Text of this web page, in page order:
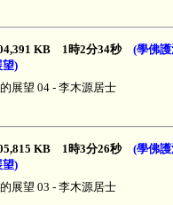
KB 1時2分34秒 (學佛
望)
展望 04 - 李木源居士
KB 1時3分26秒 (學佛
望)
展望 03 - 李木源居士